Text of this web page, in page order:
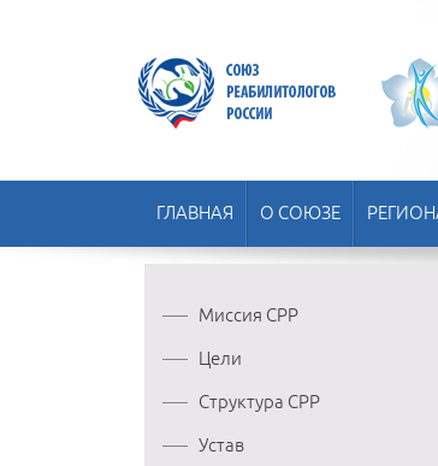
ГЛАВНАЯ О СОЮЗЕ
Миссия СРР
Цели
Структура СРР
Устав